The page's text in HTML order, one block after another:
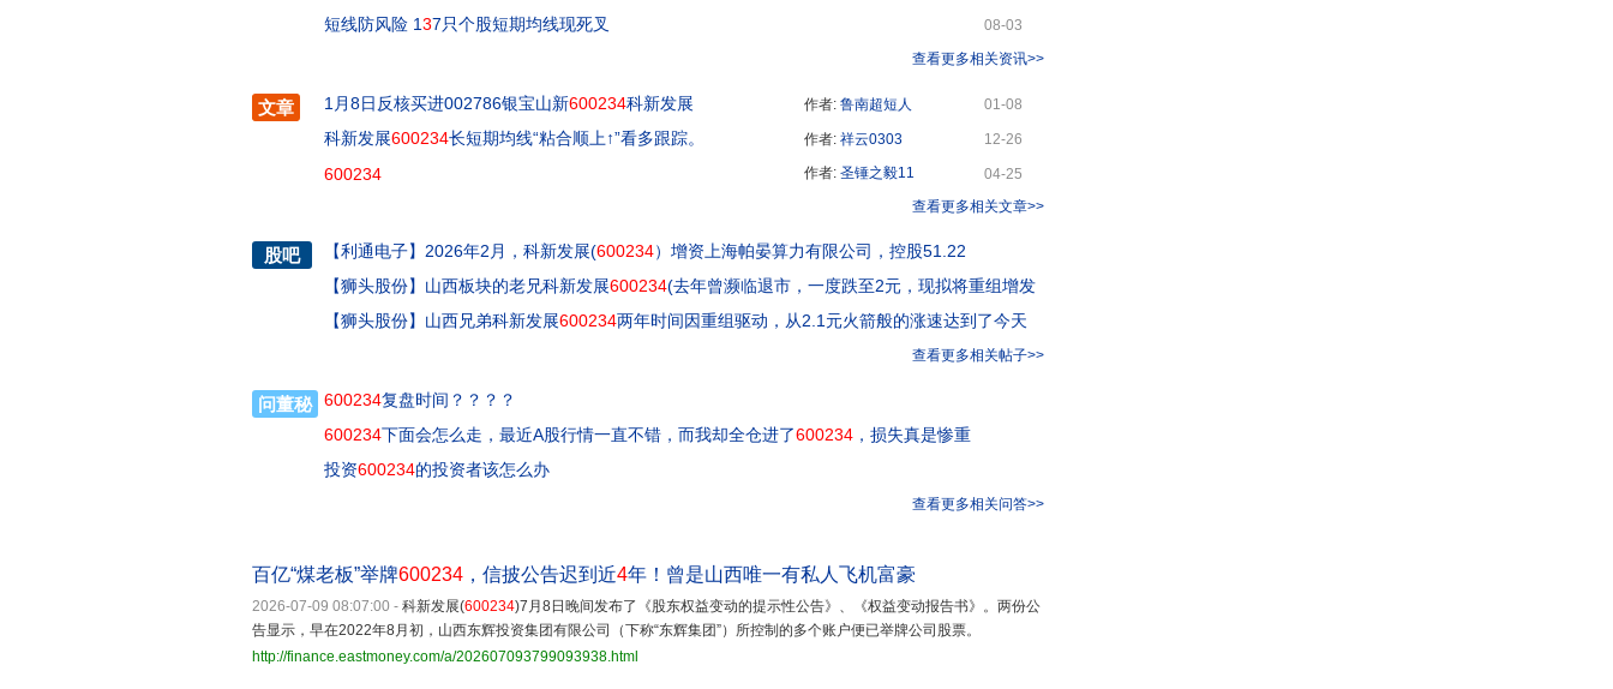
短线防风险 137只个股短期均线现死叉
08-03
查看更多相关资讯>>
文章 1月8日反核买进002786银宝山新600234科新发展 作者: 鲁南超短人 01-08
科新发展600234长短期均线“粘合顺上↑”看多跟踪。 作者: 祥云0303 12-26
600234 作者: 圣锤之毅11
04-25
查看更多相关文章>>
股吧 【利通电子】 2026年2月，科新发展(600234）增资上海帕晏算力有限公司，控股51.22
【狮头股份】 山西板块的老兄科新发展600234(去年曾濒临退市，一度跌至2元，现拟将重组增发
【狮头股份】 山西兄弟科新发展600234两年时间因重组驱动，从2.1元火箭般的涨速达到了今天
查看更多相关帖子>>
问董秘 600234复盘时间？？？？
600234下面会怎么走，最近A股行情一直不错，而我却全仓进了600234 ，损失真是惨重
投资600234的投资者该怎么办
查看更多相关问答>>
百亿“煤老板”举牌600234 ，信披公告迟到近4年！曾是山西唯一有私人飞机富豪
2026-07-09 08:07:00 - 科新发展(600234)7月8日晚间发布了《股东权益变动的提示性公告》、《权益变动报告书》。两份公
告显示，早在2022年8月初，山西东辉投资集团有限公司（下称“东辉集团”）所控制的多个账户便已举牌公司股票。
http://finance.eastmoney.com/a/202607093799093938.html